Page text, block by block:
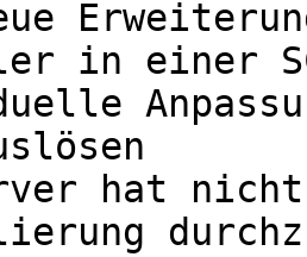
in einer
hat nicht